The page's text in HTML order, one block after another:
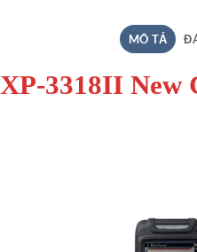
MÔ TẢ
XP-3318II New